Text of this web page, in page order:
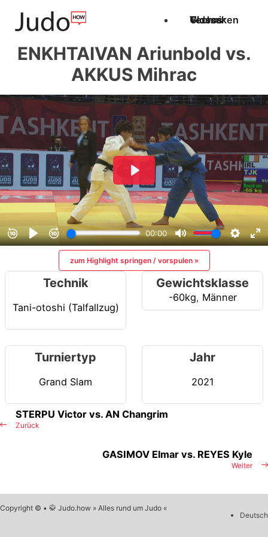
Techniken
Videos
Glossar
ENKHTAIVAN Ariunbold vs.
AKKUS Mihrac
zum Highlight springen / vorspulen »
Technik
Tani-otoshi (Talfallzug)
Gewichtsklasse
-60kg, Männer
Turniertyp
Grand Slam
Jahr
2021
Zurück
STERPU Victor vs. AN Changrim
Weiter
GASIMOV Elmar vs. REYES Kyle
Copyright © • 🥋 Judo.how » Alles rund um Judo «
Deutsch